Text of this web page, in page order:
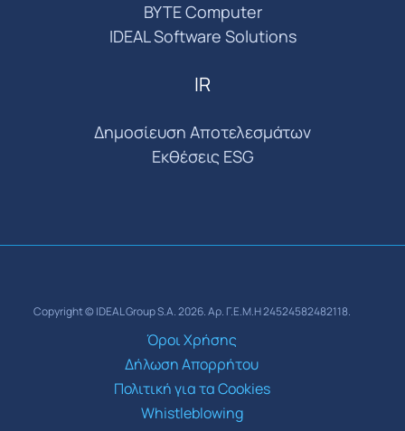
BYTE Computer
IDEAL Software Solutions
IR
Δημοσίευση Αποτελεσμάτων
Εκθέσεις ESG
Copyright © IDEAL Group S.A. 2026. Αρ. Γ.Ε.Μ.Η 24524582482118.
Όροι Χρήσης
Δήλωση Απορρήτου
Πολιτική για τα Cookies
Whistleblowing